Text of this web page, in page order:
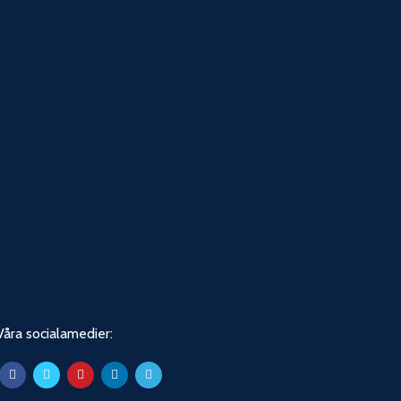
socialamedier: